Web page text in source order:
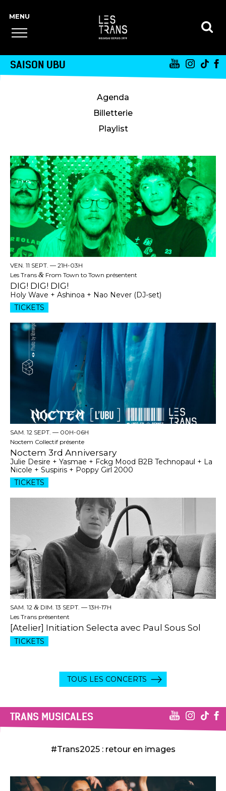
SAISON UBU
Agenda
Billetterie
Playlist
VEN. 11 SEPT. — 21H-03H
Les Trans & From Town to Town présentent
DIG! DIG! DIG!
Holy Wave + Ashinoa + Nao Never (DJ-set)
TICKETS
SAM. 12 SEPT. — 00H-06H
Noctem Collectif présente
Noctem 3rd Anniversary
Julie Desire + Yasmae + Fckg Mood B2B Technopaul + La
Nicole + Suspiris + Poppy Girl 2000
TICKETS
SAM. 12 & DIM. 13 SEPT. — 13H-17H
Les Trans présentent
[Atelier] Initiation Selecta avec Paul Sous Sol
TICKETS
TOUS LES CONCERTS
TRANS MUSICALES
#Trans2025 : retour en images